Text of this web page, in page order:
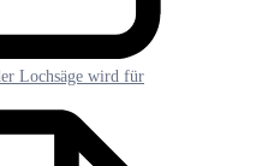
Lochsäge wird für